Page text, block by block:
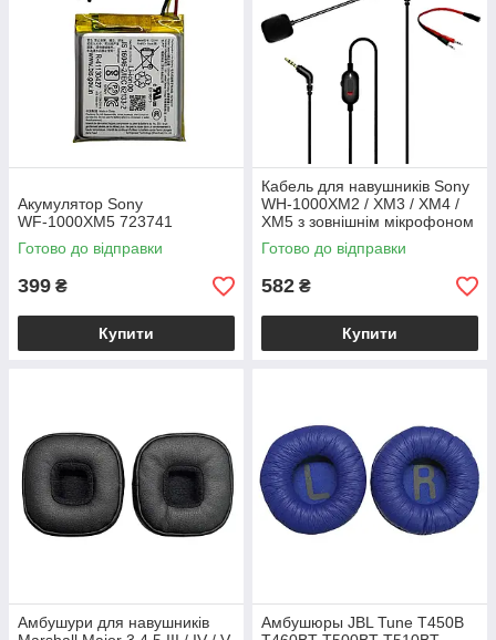
Акумулятор Sony
WF‑1000XM5 723741
Готово до відправки
399 ₴
Купити
Кабель для навушників Sony
WH‑1000XM2 / XM3 / XM4 /
XM5 з зовнішнім мікрофоном
Готово до відправки
582 ₴
Купити
Амбушури для навушників
Амбушюры JBL Tune T450B